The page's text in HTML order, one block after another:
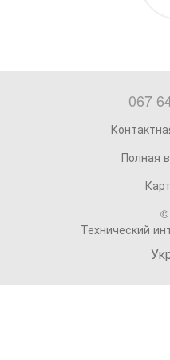
067
Полная
©
Технический